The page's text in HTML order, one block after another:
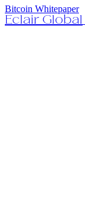
Bitcoin Whitepaper
Eclair Global